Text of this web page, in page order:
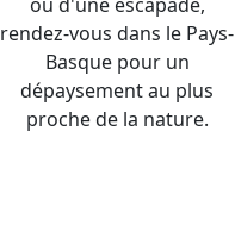
rendez-vous dans le Pays-
Basque pour un
dépaysement au plus
proche de la nature.